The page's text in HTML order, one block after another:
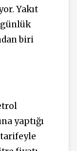
Yakıt
biri
yaptığı
tarifeyle